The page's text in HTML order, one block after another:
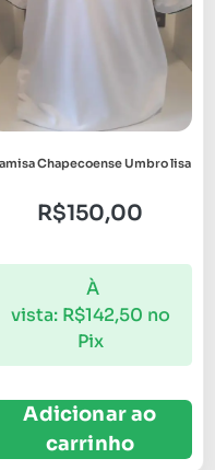
Chapecoense Umbro lisa
R$150,00
À
vista: R$142,50 no
Pix
Adicionar ao
carrinho